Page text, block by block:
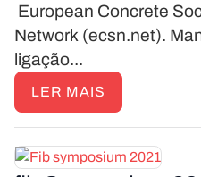
European Concrete
Network (ecsn.net).
ligação...
LER MAIS